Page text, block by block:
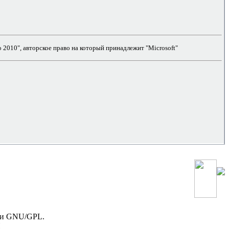
авторское право на который принадлежит "Microsoft"
GNU/GPL.